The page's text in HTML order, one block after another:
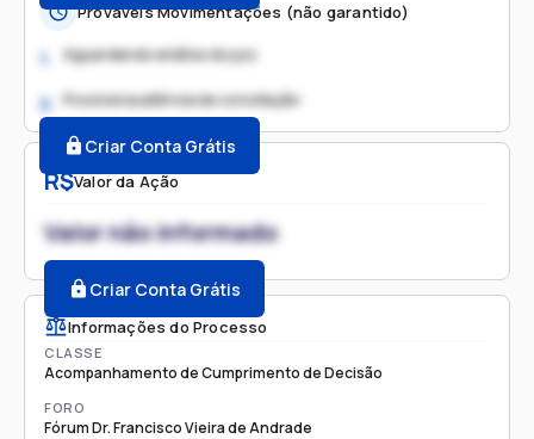
R$Valor da Ação
Valor não informado
Criar Conta Grátis
Informações do Processo
CLASSE
Acompanhamento de Cumprimento de Decisão
FORO
Fórum Dr. Francisco Vieira de Andrade
Prováveis Movimentações (não garantido)
1. Aguardando análise do juiz
2. Possível audiência de conciliação
Criar Conta Grátis